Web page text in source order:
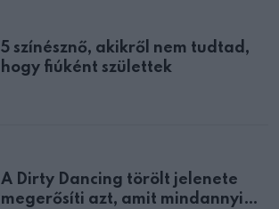
5 színésznő, akikről nem tudtad,
hogy fiúként születtek
A Dirty Dancing törölt jelenete
megerősíti azt, amit mindannyian